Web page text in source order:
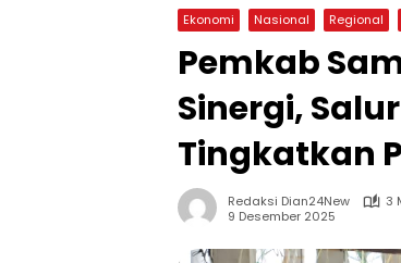
Ekonomi Nasional Regional
Pemkab
Sinergi,
Tingkatkan
Redaksi Dian24New
3
9 Desember 2025